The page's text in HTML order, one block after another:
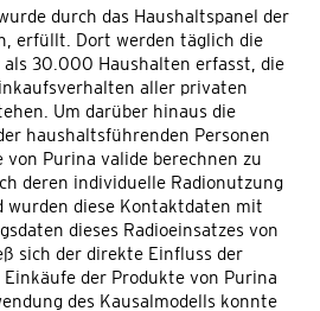
durch das Haushaltspanel der
erfüllt. Dort werden täglich die
30.000 Haushalten erfasst, die
aller privaten
Um darüber hinaus die
haushaltsführenden Personen
von Purina valide berechnen zu
deren individuelle Radionutzung
diese Kontaktdaten mit
dieses Radioeinsatzes von
sich der direkte Einfluss der
Einkäufe der Produkte von Purina
des Kausalmodells konnte